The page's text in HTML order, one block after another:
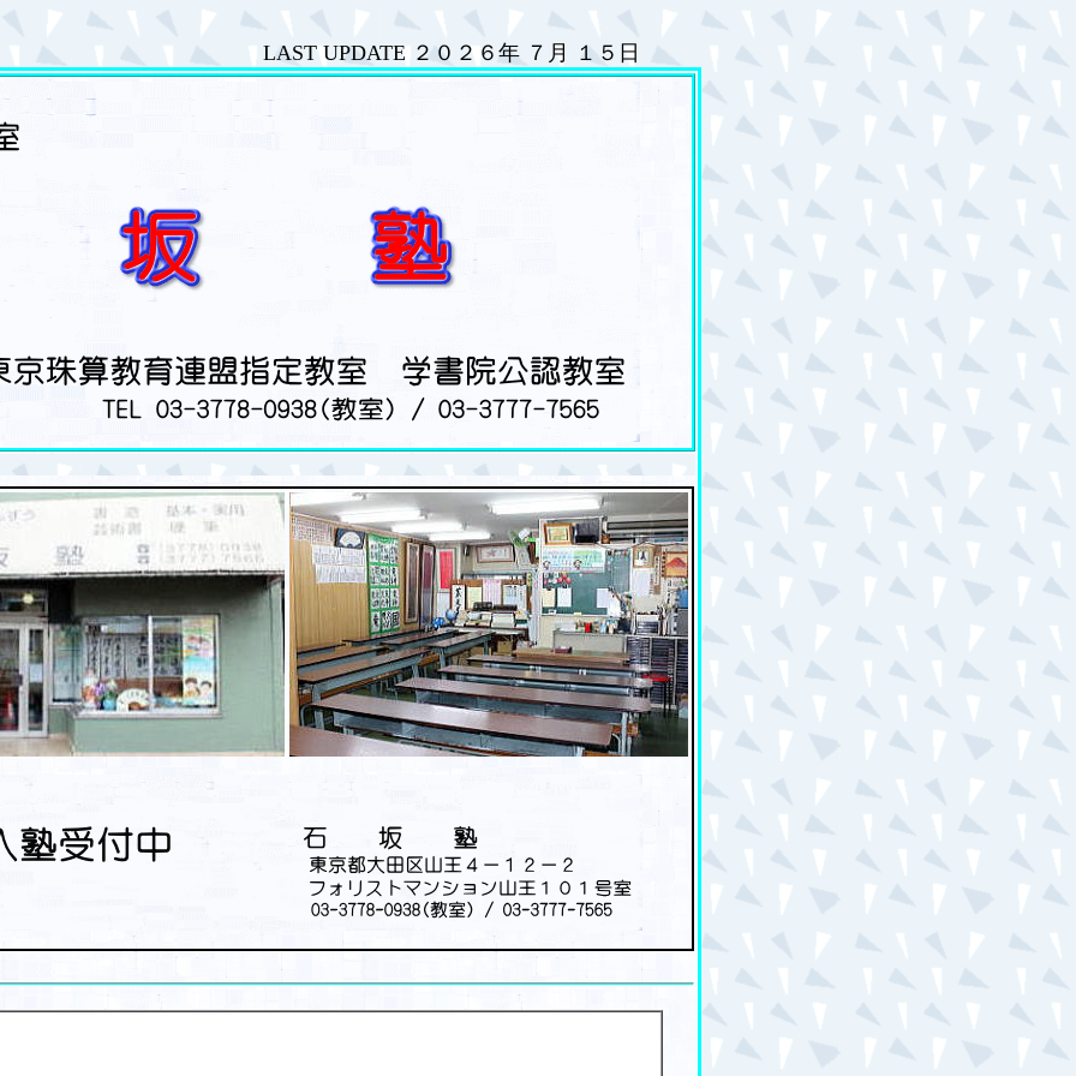
LAST UPDATE ２０２６年 ７月 １５日